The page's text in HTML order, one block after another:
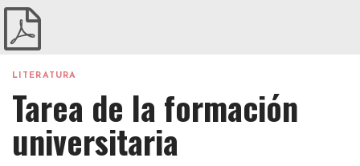
LITERATURA
Tarea de la formación
universitaria